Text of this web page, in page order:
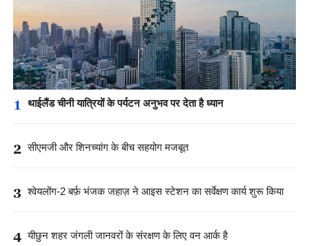
1 थाईलैंड चीनी यात्रियों के पर्यटन अनुभव पर देता है ध्यान
2 सीएमजी और शिनच्यांग के बीच सहयोग मजबूत
3 श्वेयलोंग-2 बर्फ़ भंजक जहाज़ ने आइस स्टेशन का सर्वेक्षण कार्य शुरू किया
4 यीछुन शहर जंगली जानवरों के संरक्षण के लिए वन आर्क है